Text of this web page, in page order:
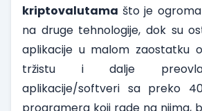
kriptovalutama što je
na druge tehnologije, dok su
aplikacije u malom zaostatku
tržistu i dalje
aplikacije/softveri sa preko
programera koji rade na njima,